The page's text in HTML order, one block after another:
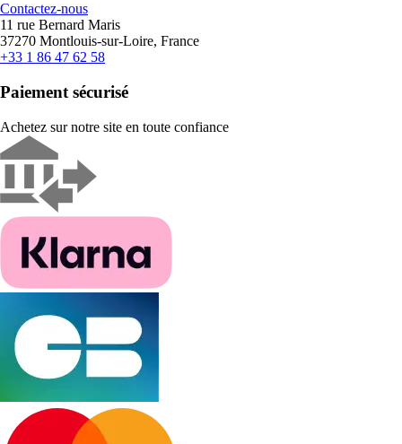
Contactez-nous
11 rue Bernard Maris
37270 Montlouis-sur-Loire, France
+33 1 86 47 62 58
Paiement sécurisé
Achetez sur notre site en toute confiance